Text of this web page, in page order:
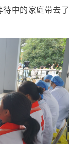
中的家庭带去了